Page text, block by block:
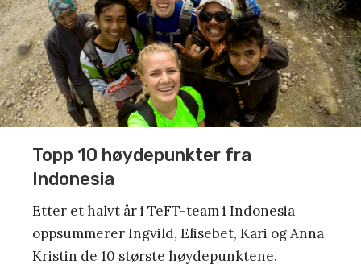
Topp 10 høydepunkter fra
Indonesia
Etter et halvt år i TeFT-team i Indonesia
oppsummerer Ingvild, Elisebet, Kari og Anna
Kristin de 10 største høydepunktene.